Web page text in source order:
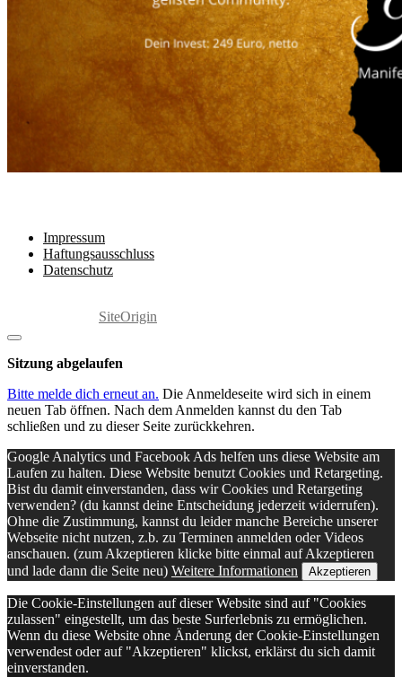
Impressum
Haftungsausschluss
Datenschutz
SiteOrigin
Dialog
schließen
Sitzung abgelaufen
Bitte melde dich erneut an. Die Anmeldeseite wird sich in einem
neuen Tab öffnen. Nach dem Anmelden kannst du den Tab
schließen und zu dieser Seite zurückkehren.
Google Analytics und Facebook Ads helfen uns diese Website am
Laufen zu halten. Diese Website benutzt Cookies und Retargeting.
Bist du damit einverstanden, dass wir Cookies und Retargeting
verwenden? (du kannst deine Entscheidung jederzeit widerrufen).
Ohne die Zustimmung, kannst du leider manche Bereiche unserer
Webseite nicht nutzen, z.b. zu Terminen anmelden oder Videos
anschauen. (zum Akzeptieren klicke bitte einmal auf Akzeptieren
und lade dann die Seite neu) Weitere Informationen Akzeptieren
Die Cookie-Einstellungen auf dieser Website sind auf "Cookies
zulassen" eingestellt, um das beste Surferlebnis zu ermöglichen.
Wenn du diese Website ohne Änderung der Cookie-Einstellungen
verwendest oder auf "Akzeptieren" klickst, erklärst du sich damit
einverstanden.